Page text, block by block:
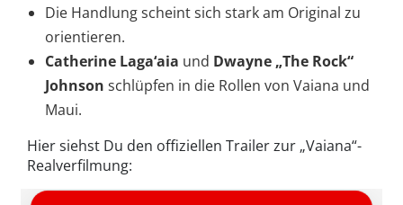
Die Handlung scheint sich stark am Original zu
orientieren.
Catherine Laga‘aia und Dwayne „The Rock“
Johnson schlüpfen in die Rollen von Vaiana und
Maui.
Hier siehst Du den offiziellen Trailer zur „Vaiana“-
Realverfilmung: